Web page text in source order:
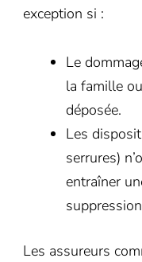
exception si :
Le
la famille
déposée.
Les
serrures)
entraîner
Les assureurs